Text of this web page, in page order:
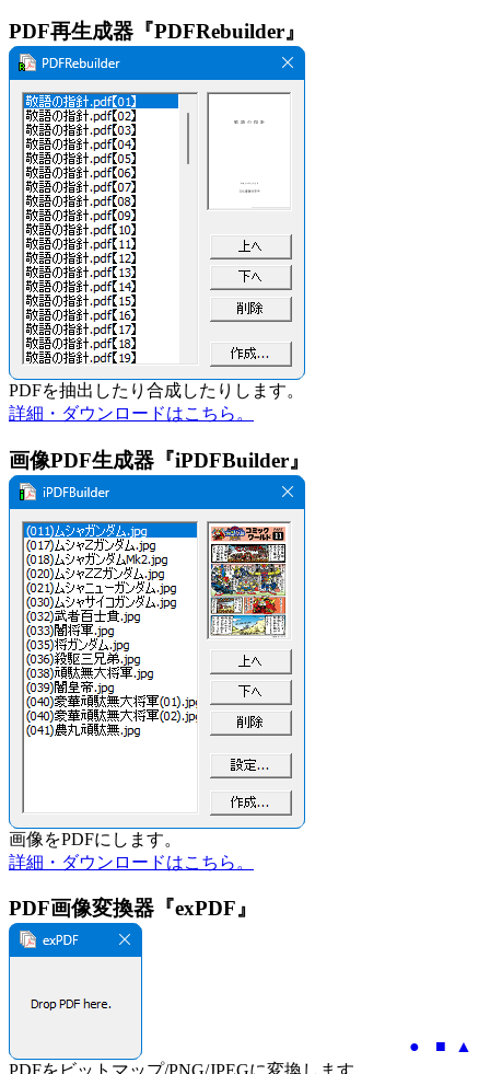
PDF再生成器『PDFRebuilder』
PDFを抽出したり合成したりします。
詳細・ダウンロードはこちら。
画像PDF生成器『iPDFBuilder』
画像をPDFにします。
詳細・ダウンロードはこちら。
PDF画像変換器『exPDF』
● ■ ▲